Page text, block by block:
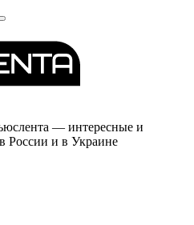
— интересные и
России и в Украине